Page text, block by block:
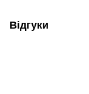
Відгуки